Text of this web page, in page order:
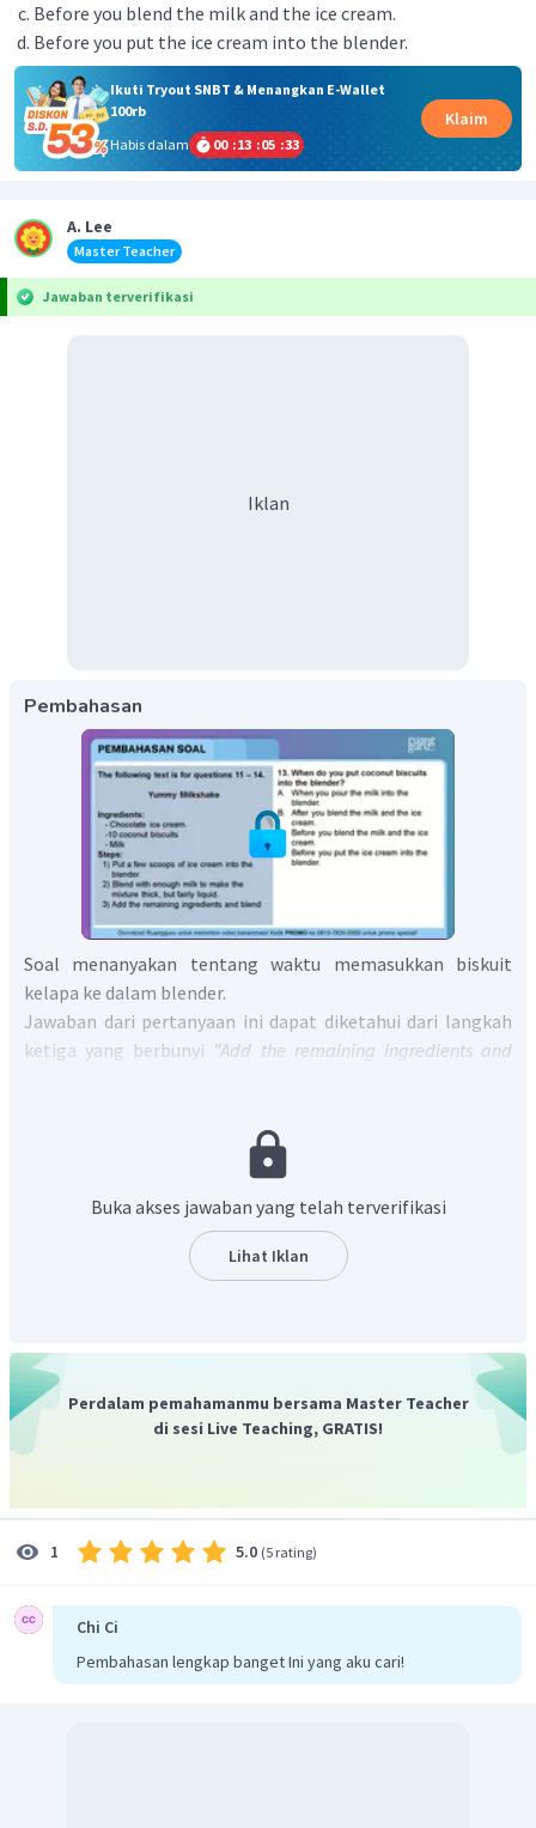
Before you blend the milk and the ice cream.
Before you put the ice cream into the blender.
Ikuti Tryout SNBT & Menangkan E-Wallet
100rb
Habis dalam
00 :13 :05 :33
Klaim
A. Lee
Master Teacher
Jawaban terverifikasi
Iklan
Pembahasan
Soal menanyakan tentang waktu memasukkan biskuit
kelapa ke dalam blender.
Jawaban dari pertanyaan ini dapat diketahui dari langkah
ketiga yang berbunyi "Add the remaining ingredients and
Bahan - bahan sisa di sini termasuk di dalamnya adalah
biskuit kelapa. Jadi, biskuit kelapa dimasukkan setelah
dan mencampurkannya dengan susu (langkah kedua). Opsi
yang sesuai dengan deskripsi seperti ini adalah opsi yang
After you blend the milk and the ice cream"
ice cream"
Buka akses jawaban yang telah terverifikasi
Lihat Iklan
Perdalam pemahamanmu bersama Master Teacher
di sesi Live Teaching, GRATIS!
1 5.0 (5 rating)
Chi Ci
Pembahasan lengkap banget Ini yang aku cari!